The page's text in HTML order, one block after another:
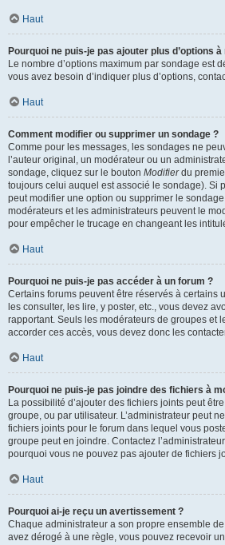
Haut
Pourquoi ne puis-je pas ajouter plus d’options
Le nombre d’options maximum par sondage est
vous avez besoin d’indiquer plus d’options,
Haut
Comment modifier ou supprimer un sondage ?
Comme pour les messages, les sondages ne
l’auteur original, un modérateur ou un
sondage, cliquez sur le bouton Modifierdu
toujours celui auquel est associé le sondage). Si
peut modifier une option ou supprimer le
modérateurs et les administrateurs peuvent le
pour empêcher le trucage en changeant les
Haut
Pourquoi ne puis-je pas accéder à un forum ?
Certains forums peuvent être réservés à certains
les consulter, les lire, y poster, etc., vous devez
rapportant. Seuls les modérateurs de groupes et
accorder ces accès, vous devez donc les
Haut
Pourquoi ne puis-je pas joindre des fichiers à
La possibilité d’ajouter des fichiers joints peut
groupe, ou par utilisateur. L’administrateur peut
fichiers joints pour le forum dans lequel vous
groupe peut en joindre. Contactez
pourquoi vous ne pouvez pas ajouter de fichiers
Haut
Pourquoi ai-je reçu un avertissement ?
Chaque administrateur a son propre ensemble
avez dérogé à une règle, vous pouvez recevoir